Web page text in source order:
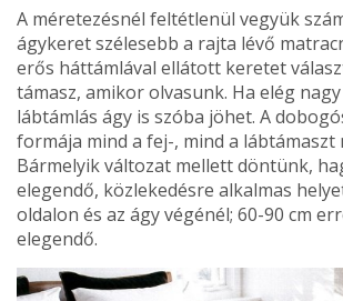
A méretezésnél feltétlenül vegyük
ágykeret szélesebb a rajta lévő
erős háttámlával ellátott keretet
tá­masz, amikor olvasunk. Ha elég
láb­támlás ágy is szóba jöhet. A
for­mája mind a fej-, mind a lábtámaszt
Bármelyik változat mellett döntünk,
elegendő, közleke­désre alkalmas
oldalon és az ágy végé­nél; 60-90 cm
elegendő.